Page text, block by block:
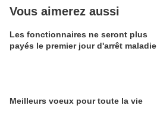
Vous aimerez aussi
Les fonctionnaires ne seront plus
payés le premier jour d'arrêt maladie
Meilleurs voeux pour toute la vie